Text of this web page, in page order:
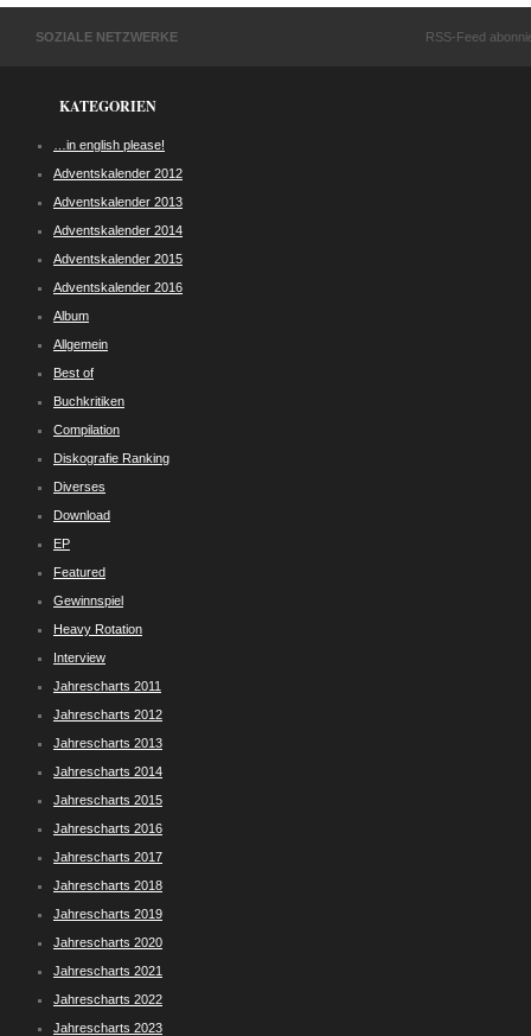
SOZIALE NETZWERKE RSS-Feed
KATEGORIEN
…in english please!
Adventskalender 2012
Adventskalender 2013
Adventskalender 2014
Adventskalender 2015
Adventskalender 2016
Album
Allgemein
Best of
Buchkritiken
Compilation
Diskografie Ranking
Diverses
Download
EP
Featured
Gewinnspiel
Heavy Rotation
Interview
Jahrescharts 2011
Jahrescharts 2012
Jahrescharts 2013
Jahrescharts 2014
Jahrescharts 2015
Jahrescharts 2016
Jahrescharts 2017
Jahrescharts 2018
Jahrescharts 2019
Jahrescharts 2020
Jahrescharts 2021
Jahrescharts 2022
Jahrescharts 2023